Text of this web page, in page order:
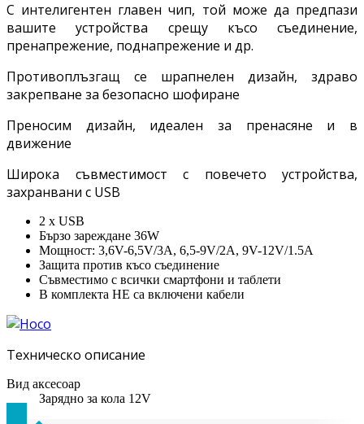
С интелигентен главен чип, той може да предпази
вашите устройства срещу късо съединение,
пренапрежение, поднапрежение и др.
Противоплъзгащ се шрапнелен дизайн, здраво
закрепване за безопасно шофиране
Преносим дизайн, идеален за пренасяне и в
движение
Широка съвместимост с повечето устройства,
захранвани с USB
2 x USB
Бързо зареждане 36W
Мощност: 3,6V-6,5V/3A, 6,5-9V/2A, 9V-12V/1.5A
Защита против късо съединение
Съвместимо с всички смартфони и таблети
В комплекта НЕ са включени кабели
Техническо описание
Вид аксесоар
Зарядно за кола 12V